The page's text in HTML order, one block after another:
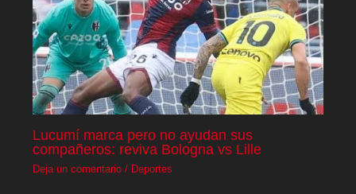
Lucumí marca pero no ayudan sus
compañeros: reviva Bologna vs Lille
Deja un comentario / Deportes